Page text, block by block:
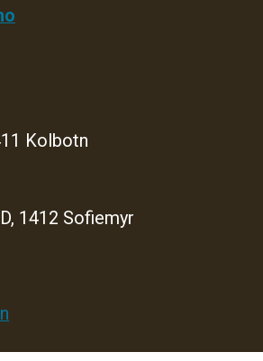
Kolbotn
1412 Sofiemyr